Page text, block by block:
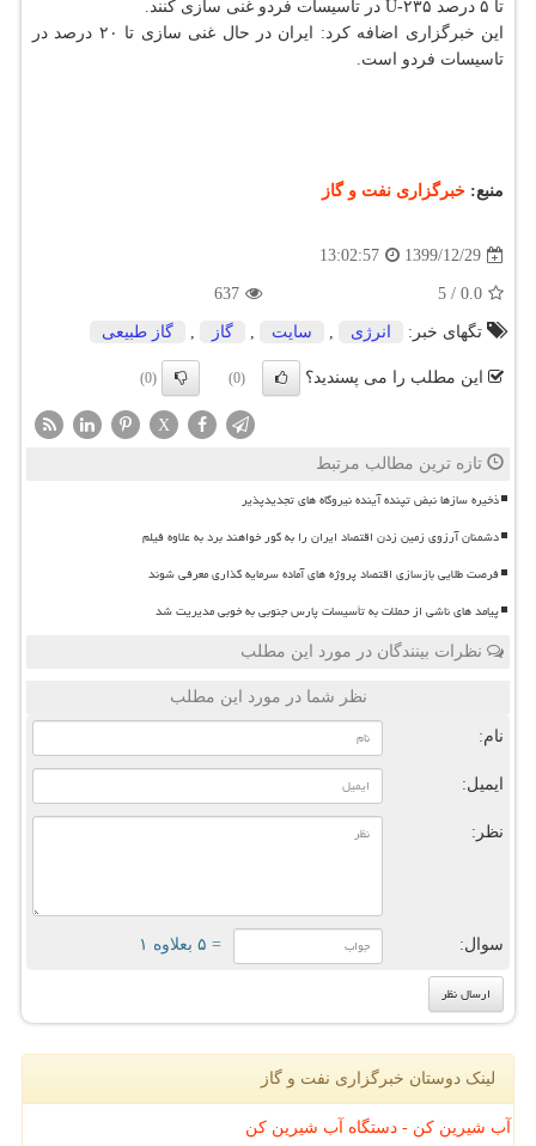
تا ۵ درصد U-۲۳۵ در تاسیسات فردو غنی سازی کنند.
این خبرگزاری اضافه کرد: ایران در حال غنی سازی تا ۲۰ درصد در
تاسیسات فردو است.
منبع: خبرگزاری نفت و گاز
1399/12/29
13:02:57
0.0
/
5
637
تگهای خبر: انرژی , سایت , گاز , گاز طبیعی
این مطلب را می پسندید؟ (0)
(0)
X
تازه ترین مطالب مرتبط
ذخیره سازها نبض تپنده آینده نیروگاه های تجدیدپذیر
دشمنان آرزوی زمین زدن اقتصاد ایران را به گور خواهند برد به علاوه فیلم
فرصت طلایی بازسازی اقتصاد پروژه های آماده سرمایه گذاری معرفی شوند
پیامد های ناشی از حملات به تأسیسات پارس جنوبی به خوبی مدیریت شد
نظرات بینندگان در مورد این مطلب
نظر شما در مورد این مطلب
نام:
ایمیل:
نظر:
سوال: = ۵ بعلاوه ۱
لینک دوستان خبرگزاری نفت و گاز
آب شیرین کن - دستگاه آب شیرین کن